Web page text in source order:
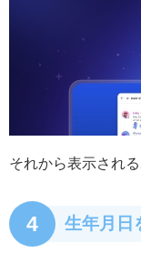
それから表示され
4 生年月日